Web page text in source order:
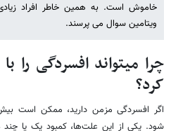
خاموش است. به همین خاطر افراد
ویتامین سوال می پرسند.
چرا میتواند افسردگی را
کرد؟
اگر افسردگی مزمن دارید، ممکن است
شود. یکی از این علت‌ها، کمبود یک یا